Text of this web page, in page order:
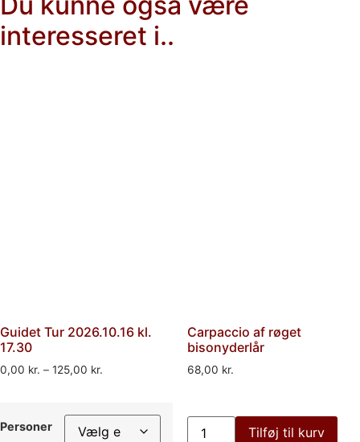
interesseret i..
Guidet Tur 2026.10.16 kl.
17.30
0,00 kr. – 125,00 kr.
Personer
Carpaccio af røget
bisonyderlår
68,00 kr.
Tilføj til kurv